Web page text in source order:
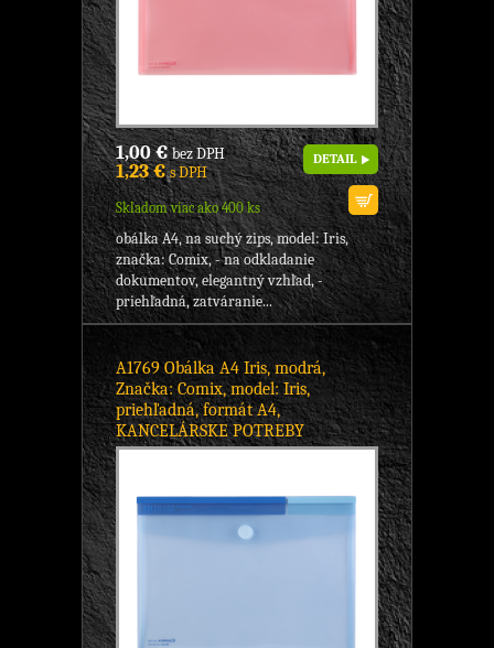
1,00 €bez DPH
1,23 €s DPH
Skladom viac ako 400 ks
DETAIL
obálka A4, na suchý zips, model: Iris,
značka: Comix, - na odkladanie
dokumentov, elegantný vzhľad, -
priehľadná, zatváranie...
A1769 Obálka A4 Iris, modrá,
Značka: Comix, model: Iris,
priehľadná, formát A4,
KANCELÁRSKE POTREBY